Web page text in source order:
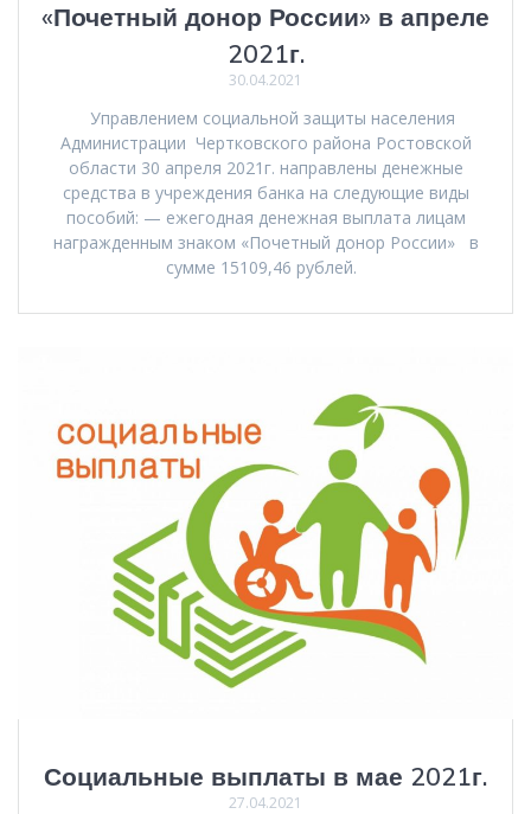
«Почетный донор России» в апреле
2021г.
30.04.2021
Управлением социальной защиты населения
Администрации Чертковского района Ростовской
области 30 апреля 2021г. направлены денежные
средства в учреждения банка на следующие виды
пособий: — ежегодная денежная выплата лицам
награжденным знаком «Почетный донор России» в
сумме 15109,46 рублей.
Социальные выплаты в мае 2021г.
27.04.2021